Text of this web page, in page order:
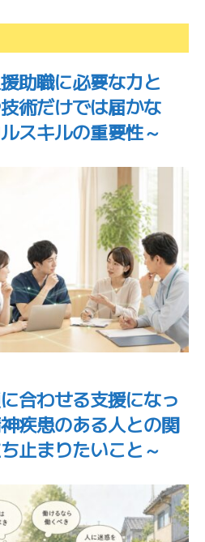
助職に必要な力と
術だけでは届かな
スキルの重要性～
わせる支援になっ
疾患のある人との関
止まりたいこと～